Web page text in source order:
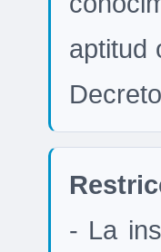
aptitud
- La